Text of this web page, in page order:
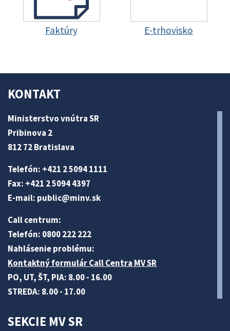
Faktúry E-trhovisko
KONTAKT
Ministerstvo vnútra SR
Pribinova 2
812 72 Bratislava
Telefón: +421 2 5094 1111
Fax: +421 2 5094 4397
E-mail: public@minv.sk
Call centrum:
Telefón: 0800 222 222
Nahlásenie problému:
Kontaktný formulár Call Centra MV SR
PO, UT, ŠT, PIA: 8.00 - 16.00
STREDA: 8.00 - 17.00
SEKCIE MV SR